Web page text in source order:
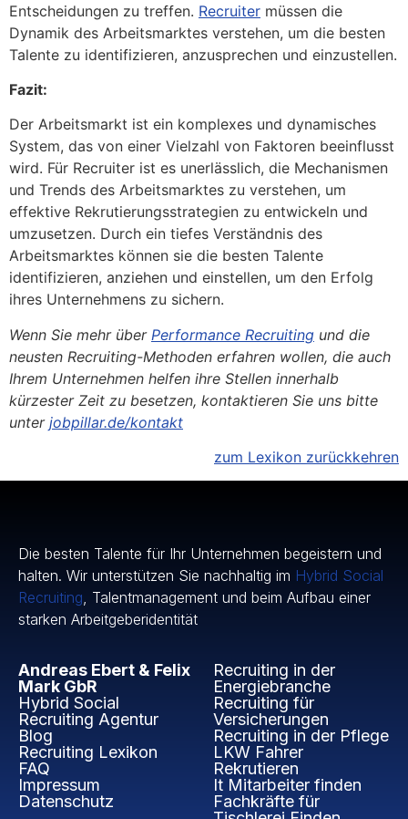
Entscheidungen zu treffen. Recruiter müssen die
Dynamik des Arbeitsmarktes verstehen, um die besten
Talente zu identifizieren, anzusprechen und einzustellen.
Fazit:
Der Arbeitsmarkt ist ein komplexes und dynamisches
System, das von einer Vielzahl von Faktoren beeinflusst
wird. Für Recruiter ist es unerlässlich, die Mechanismen
und Trends des Arbeitsmarktes zu verstehen, um
effektive Rekrutierungsstrategien zu entwickeln und
umzusetzen. Durch ein tiefes Verständnis des
Arbeitsmarktes können sie die besten Talente
identifizieren, anziehen und einstellen, um den Erfolg
ihres Unternehmens zu sichern.
Wenn Sie mehr über Performance Recruiting und die
neusten Recruiting-Methoden erfahren wollen, die auch
Ihrem Unternehmen helfen ihre Stellen innerhalb
kürzester Zeit zu besetzen, kontaktieren Sie uns bitte
unter jobpillar.de/kontakt
zum Lexikon zurückkehren
Die besten Talente für Ihr Unternehmen begeistern und
halten. Wir unterstützen Sie nachhaltig im Hybrid Social
Recruiting, Talentmanagement und beim Aufbau einer
starken Arbeitgeberidentität
Andreas Ebert & Felix
Mark GbR
Hybrid Social
Recruiting Agentur
Blog
Recruiting Lexikon
FAQ
Impressum
Datenschutz
Recruiting in der
Energiebranche
Recruiting für
Versicherungen
Recruiting in der Pflege
LKW Fahrer
Rekrutieren
It Mitarbeiter finden
Fachkräfte für